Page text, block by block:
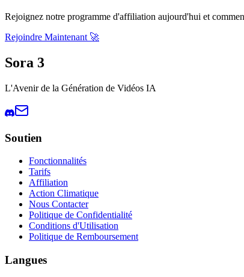
Rejoignez notre programme d'affiliation aujourd'hui et
Rejoindre Maintenant 🚀
Sora 3
L'Avenir de la Génération de Vidéos IA
Soutien
Fonctionnalités
Tarifs
Affiliation
Action Climatique
Nous Contacter
Politique de Confidentialité
Conditions d'Utilisation
Politique de Remboursement
Langues